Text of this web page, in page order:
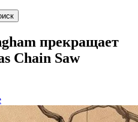
прекращает
Chain Saw